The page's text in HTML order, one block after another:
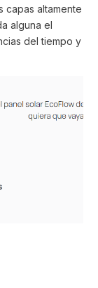
capas altamente
alguna el
del tiempo y